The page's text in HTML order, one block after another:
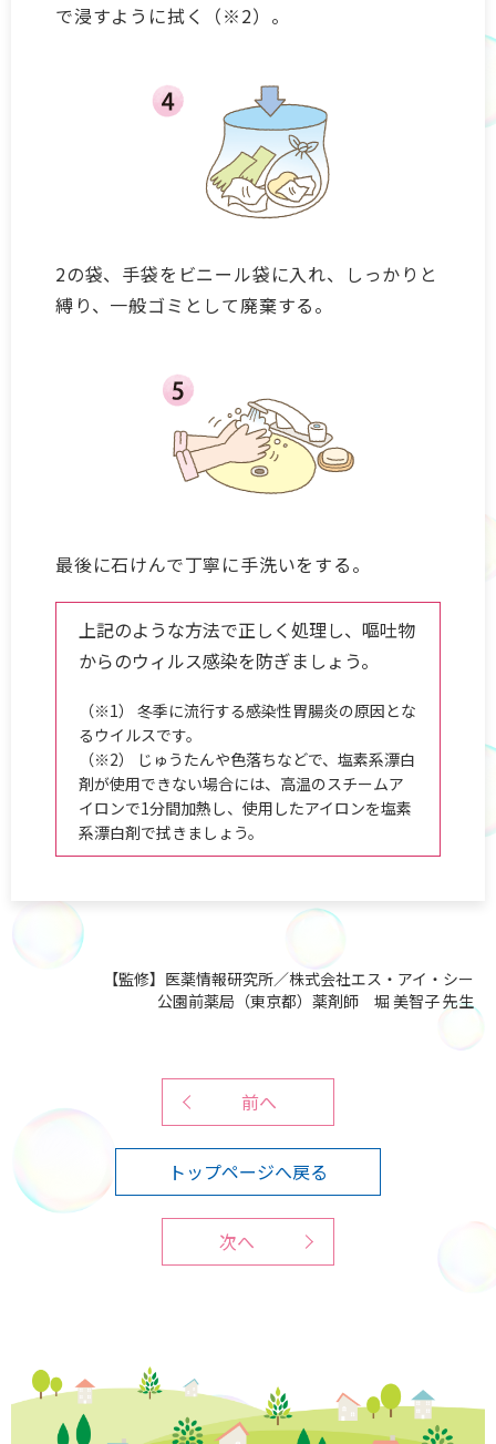
で浸すように拭く（※2）。
2の袋、手袋をビニール袋に入れ、しっかりと
縛り、一般ゴミとして廃棄する。
最後に石けんで丁寧に手洗いをする。
上記のような方法で正しく処理し、嘔吐物
からのウィルス感染を防ぎましょう。
（※1） 冬季に流行する感染性胃腸炎の原因とな
るウイルスです。
（※2） じゅうたんや色落ちなどで、塩素系漂白
剤が使用できない場合には、高温のスチームア
イロンで1分間加熱し、使用したアイロンを塩素
系漂白剤で拭きましょう。
【監修】医薬情報研究所／株式会社エス・アイ・シー
公園前薬局（東京都）薬剤師 堀 美智子 先生
前へ
トップページへ戻る
次へ